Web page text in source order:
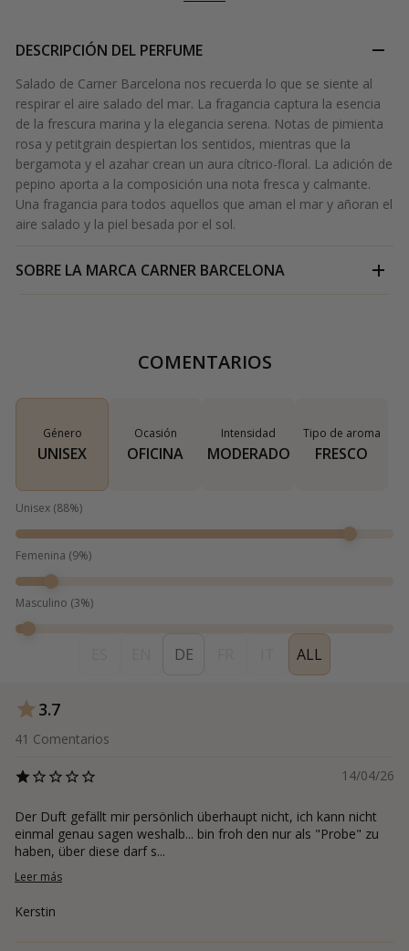
DESCRIPCIÓN DEL PERFUME
Salado de Carner Barcelona nos recuerda lo que se siente al
respirar el aire salado del mar. La fragancia captura la esencia
de la frescura marina y la elegancia serena. Notas de pimienta
rosa y petitgrain despiertan los sentidos, mientras que la
bergamota y el azahar crean un aura cítrico-floral. La adición de
pepino aporta a la composición una nota fresca y calmante.
Una fragancia para todos aquellos que aman el mar y añoran el
aire salado y la piel besada por el sol.
SOBRE LA MARCA CARNER BARCELONA
COMENTARIOS
Género
UNISEX
Ocasión
OFICINA
Intensidad
MODERADO
Tipo de aroma
FRESCO
Unisex (88%)
Femenina (9%)
Masculino (3%)
DE ALL
3.7
41 Comentarios
14/04/26
Der Duft gefällt mir persönlich überhaupt nicht, ich kann nicht
einmal genau sagen weshalb... bin froh den nur als "Probe" zu
haben, über diese darf s...
Leer más
Kerstin